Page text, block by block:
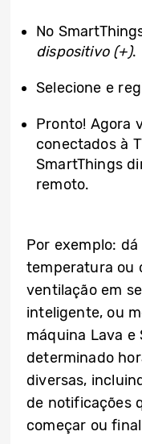
No
dispositivo (+).
Selecione e
Pronto! Agora
conectados à
SmartThings
remoto.
Por exemplo:
temperatura ou
ventilação em
inteligente, ou
máquina Lava e
determinado
diversas,
de notificações
começar ou